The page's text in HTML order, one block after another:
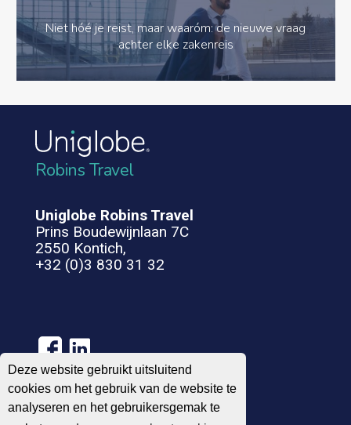
Deze website gebruikt uitsluitend
cookies om het gebruik van de website te
analyseren en het gebruikersgemak te
Niet hóé je reist, maar waaróm: de nieuwe vraag
achter elke zakenreis
Robins Travel
Uniglobe Robins Travel
Prins Boudewijnlaan 7C
2550 Kontich,
+32 (0)3 830 31 32
Algemene voorwaarden Privacy Statement